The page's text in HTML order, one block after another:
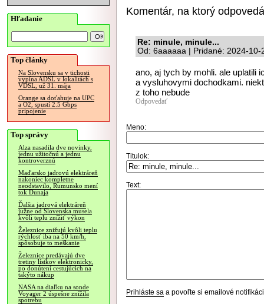
Hľadanie
Top články
Na Slovensku sa v tichosti
vypína ADSL v lokalitách s
VDSL, už 31. mája
Orange sa doťahuje na UPC
a O2, spustí 2.5 Gbps
pripojenie
Top správy
Alza nasadila dve novinky,
jednu užitočnú a jednu
kontroverznú
Maďarsko jadrovú elektráreň
nakoniec kompletne
neodstavilo, Rumunsko mení
tok Dunaja
Ďalšia jadrová elektráreň
južne od Slovenska musela
kvôli teplu znížiť výkon
Železnice znižujú kvôli teplu
rýchlosť iba na 50 km/h,
spôsobuje to meškanie
Železnice predávajú dve
tretiny lístkov elektronicky,
po donútení cestujúcich na
takýto nákup
NASA na diaľku na sonde
Voyager 2 úspešne znížila
spotrebu
Komentár, na ktorý
Re: minule, minule...
Od: 6aaaaaa | Pridané: 2024-10-
ano, aj tych by mohli. ale uplatili
a vysluhovymi dochodkami.
z toho nebude
Odpovedať
Meno:
Titulok:
Text:
Prihláste sa a povoľte si emailové